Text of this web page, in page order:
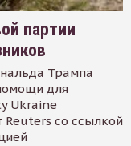
партии
Трампа
для
Ukraine
со ссылкой